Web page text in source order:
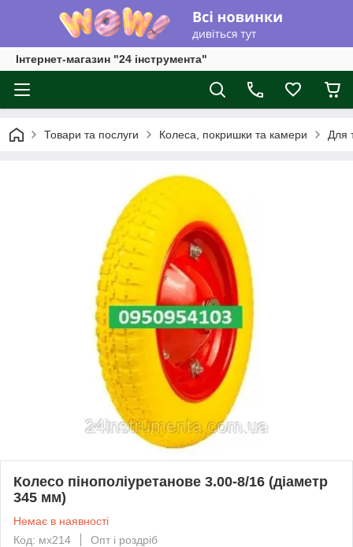
Інтернет-магазин "24 інструмента"
Товари та послуги Колеса, покришки та камери Для
Колесо пінополіуретанове 3.00-8/16 (діаметр
345 мм)
Немає в наявності
Код: мх214
Опт і роздріб